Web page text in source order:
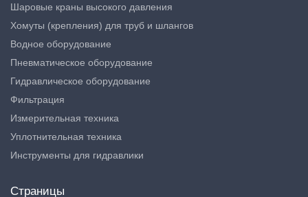
Шаровые краны высокого давления
Хомуты (крепления) для труб и шлангов
Водное оборудование
Пневматическое оборудование
Гидравлическое оборудование
Фильтрация
Измерительная техника
Уплотнительная техника
Инструменты для гидравлики
Страницы